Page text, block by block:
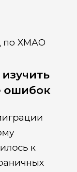
по ХМАО
ошибок
к